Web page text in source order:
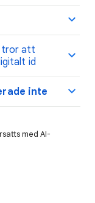
tror att
id
inte
med AI-